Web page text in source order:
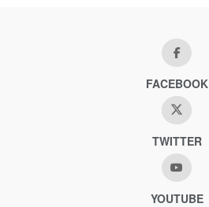
FACEBOOK
TWITTER
YOUTUBE